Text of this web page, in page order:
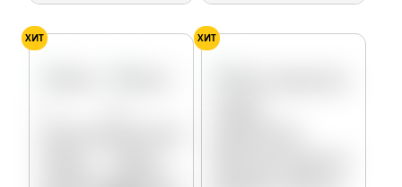
ХИТ ХИТ